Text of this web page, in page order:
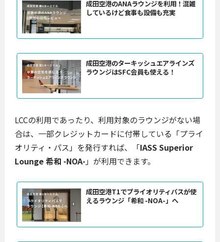
成田空港のANAラウンジを利用！混雑
しているけど食事も設備も充実
成田空港のターキッシュエアラインズ
ラウンジはSFC会員も使える！
LCCの利用であったり、利用対象のラウンジがない場
合は、一部クレジットカードに付帯している「プライ
オリティ・パス」を発行すれば、「IASS Superior
Lounge 希和 -NOA- 」が利用できます。
成田空港T1でプライオリティパスが使
えるラウンジ「希和 -NOA-」へ